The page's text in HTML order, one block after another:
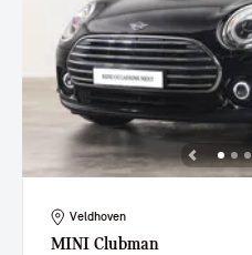
Veldhoven
MINI Clubman